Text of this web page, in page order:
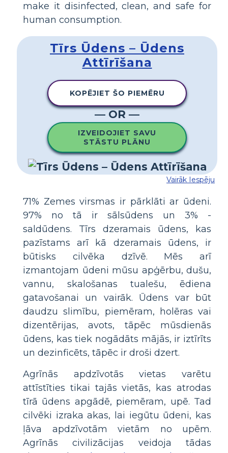
make it disinfected, clean, and safe for
human consumption.
Tīrs Ūdens – Ūdens
Attīrīšana
KOPĒJIET ŠO PIEMĒRU
— OR —
IZVEIDOJIET SAVU
STĀSTU PLĀNU
Vairāk Iespēju
71% Zemes virsmas ir pārklāti ar ūdeni.
97% no tā ir sālsūdens un 3% -
saldūdens. Tīrs dzeramais ūdens, kas
pazīstams arī kā dzeramais ūdens, ir
būtisks cilvēka dzīvē. Mēs arī
izmantojam ūdeni mūsu apģērbu, dušu,
vannu, skalošanas tualešu, ēdiena
gatavošanai un vairāk. Ūdens var būt
daudzu slimību, piemēram, holēras vai
dizentērijas, avots, tāpēc mūsdienās
ūdens, kas tiek nogādāts mājās, ir iztīrīts
un dezinficēts, tāpēc ir droši dzert.
Agrīnās apdzīvotās vietas varētu
attīstīties tikai tajās vietās, kas atrodas
tīrā ūdens apgādē, piemēram, upē. Tad
cilvēki izraka akas, lai iegūtu ūdeni, kas
ļāva apdzīvotām vietām no upēm.
Agrīnās civilizācijas veidoja tādas